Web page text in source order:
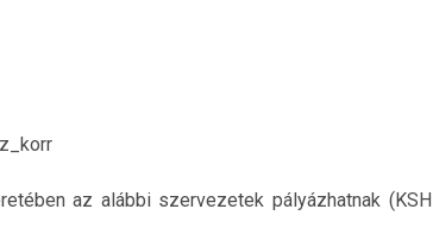
az alábbi szervezetek pályázhatnak (KSH